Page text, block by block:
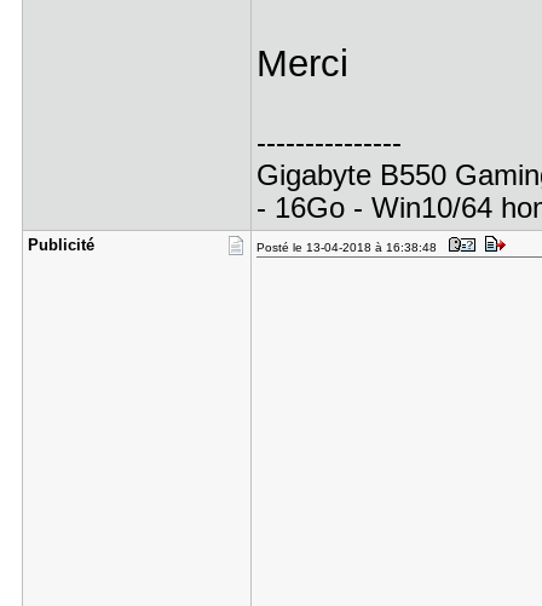
Merci
---------------
Gigabyte B550
- 16Go - Win10/64
Publicité Posté le 13-04-2018 à 16:38:48